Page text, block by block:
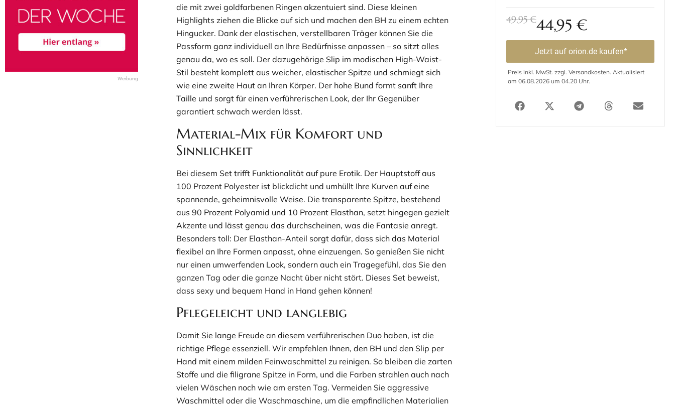
die mit zwei goldfarbenen Ringen akzentuiert sind. Diese kleinen
Highlights ziehen die Blicke auf sich und machen den BH zu einem echten
Hingucker. Dank der elastischen, verstellbaren Träger können Sie die
Passform ganz individuell an Ihre Bedürfnisse anpassen – so sitzt alles
genau da, wo es soll. Der dazugehörige Slip im modischen High-Waist-
Stil besteht komplett aus weicher, elastischer Spitze und schmiegt sich
wie eine zweite Haut an Ihren Körper. Der hohe Bund formt sanft Ihre
Taille und sorgt für einen verführerischen Look, der Ihr Gegenüber
garantiert schwach werden lässt.
Material-Mix für Komfort und
Sinnlichkeit
Bei diesem Set trifft Funktionalität auf pure Erotik. Der Hauptstoff aus
100 Prozent Polyester ist blickdicht und umhüllt Ihre Kurven auf eine
spannende, geheimnisvolle Weise. Die transparente Spitze, bestehend
aus 90 Prozent Polyamid und 10 Prozent Elasthan, setzt hingegen gezielt
Akzente und lässt genau das durchscheinen, was die Fantasie anregt.
Besonders toll: Der Elasthan-Anteil sorgt dafür, dass sich das Material
flexibel an Ihre Formen anpasst, ohne einzuengen. So genießen Sie nicht
nur einen umwerfenden Look, sondern auch ein Tragegefühl, das Sie den
ganzen Tag oder die ganze Nacht über nicht stört. Dieses Set beweist,
dass sexy und bequem Hand in Hand gehen können!
Pflegeleicht und langlebig
Damit Sie lange Freude an diesem verführerischen Duo haben, ist die
richtige Pflege essenziell. Wir empfehlen Ihnen, den BH und den Slip per
Hand mit einem milden Feinwaschmittel zu reinigen. So bleiben die zarten
Stoffe und die filigrane Spitze in Form, und die Farben strahlen auch nach
vielen Wäschen noch wie am ersten Tag. Vermeiden Sie aggressive
Waschmittel oder die Waschmaschine, um die empfindlichen Materialien
49,95 €44,95 €
Jetzt auf orion.de kaufen*
Preis inkl. MwSt. zzgl. Versandkosten. Aktualisiert
am 06.08.2026 um 04.20 Uhr.